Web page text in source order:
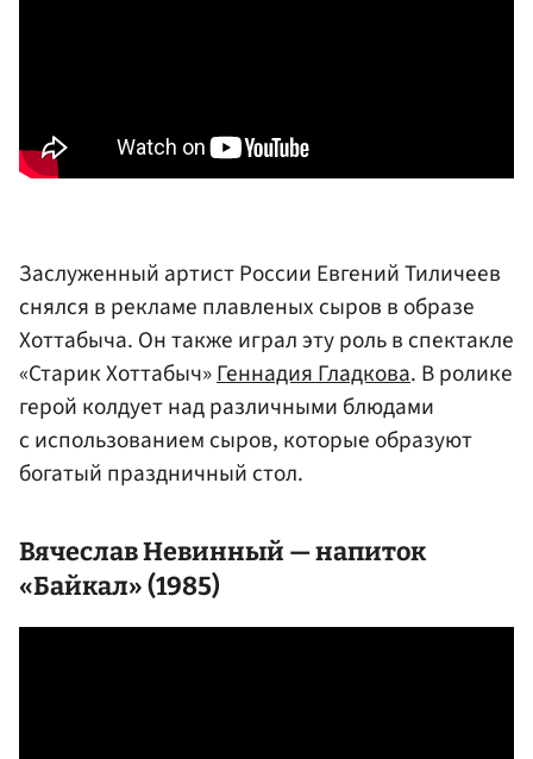
Заслуженный артист России Евгений Тиличеев
снялся в рекламе плавленых сыров в образе
Хоттабыча. Он также играл эту роль в спектакле
«Старик Хоттабыч»Геннадия Гладкова. В ролике
герой колдует над различными блюдами
с использованием сыров, которые образуют
богатый праздничный стол.
Вячеслав Невинный — напиток
«Байкал» (1985)